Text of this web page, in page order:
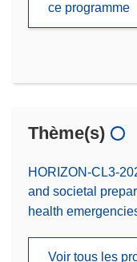
ce programme
Thème(s)
HORIZON-CL3-
and societal
health
Voir tous les